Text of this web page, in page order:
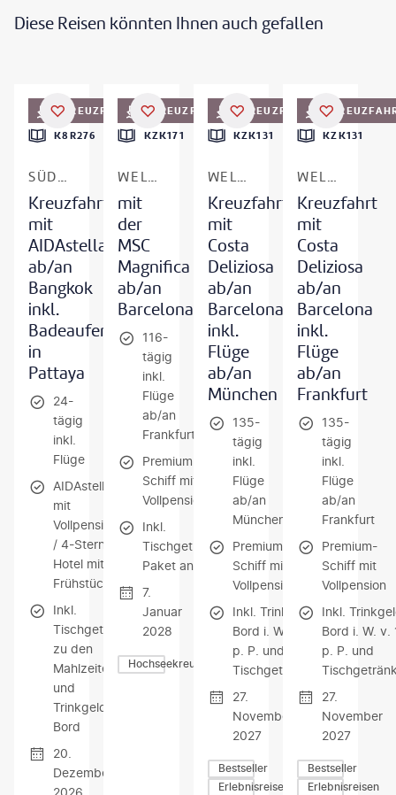
Diese Reisen könnten Ihnen auch gefallen
KREUZFAHRT
K8R276
SÜDOSTASIEN
Kreuzfahrt
mit
AIDAstella
ab/an
Bangkok
inkl.
Badeaufenthalt
in
Pattaya
24-
tägig
inkl.
Flüge
AIDAstella
mit
Vollpension
/ 4-Sterne-
Hotel mit
Frühstück
Inkl.
Tischgetränke
zu den
Mahlzeiten
und
Trinkgelder an
Bord
20.
Dezember
2026
KREUZFAHRT
KZK171
WELTKREUZFAHRT
mit
der
MSC
Magnifica
ab/an
Barcelona
116-
tägig
inkl.
Flüge
ab/an
Frankfurt
Premium-
Schiff mit
Vollpension
Inkl.
Tischgetränke-
Paket an Bord
7.
Januar
2028
Hochseekreuzfahrten
KREUZFAHRT
KZK131
WELTKREUZFAHRT
Kreuzfahrt
mit
Costa
Deliziosa
ab/an
Barcelona
inkl.
Flüge
ab/an
München
135-
tägig
inkl.
Flüge
ab/an
München
Premium-
Schiff mit
Vollpension
Inkl. Trinkgelder an
Bord i. W. v. 1.608 €
p. P. und
Tischgetränkepaket
27.
November
2027
Bestseller
Erlebnisreisen
KZK131
WELTKREUZFAHRT
Kreuzfahrt
mit
Costa
Deliziosa
ab/an
Barcelona
inkl.
Flüge
ab/an
Frankfurt
135-
tägig
inkl.
Flüge
ab/an
Frankfurt
Premium-
Schiff mit
Vollpension
Inkl.
Bord i. W. v.
p. P. und
27.
November
2027
Bestseller
Erlebnisreisen